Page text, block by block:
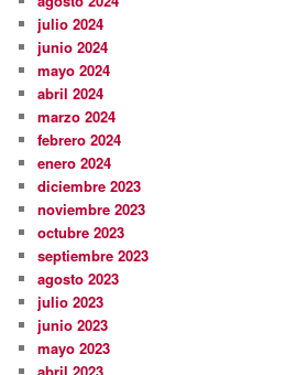
julio 2024
junio 2024
mayo 2024
abril 2024
marzo 2024
febrero 2024
enero 2024
diciembre 2023
noviembre 2023
octubre 2023
septiembre 2023
agosto 2023
julio 2023
junio 2023
mayo 2023